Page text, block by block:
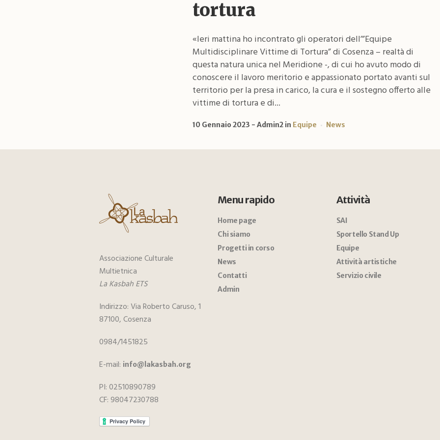
tortura
«Ieri mattina ho incontrato gli operatori dell’”Equipe
Multidisciplinare Vittime di Tortura” di Cosenza – realtà di
questa natura unica nel Meridione -, di cui ho avuto modo di
conoscere il lavoro meritorio e appassionato portato avanti sul
territorio per la presa in carico, la cura e il sostegno offerto alle
vittime di tortura e di...
10 Gennaio 2023 Admin2in Equipe News
Associazione Culturale
Multietnica
La Kasbah ETS
Indirizzo: Via Roberto Caruso, 1
87100, Cosenza
0984/1451825
E-mail: info@lakasbah.org
PI: 02510890789
CF: 98047230788
Menu rapido
Home page
Chi siamo
Progetti in corso
News
Contatti
Admin
Attività
SAI
Sportello Stand Up
Equipe
Attività artistiche
Servizio civile